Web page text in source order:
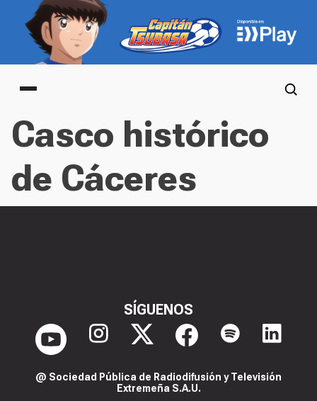
Main menu
Casco histórico
de Cáceres
SÍGUENOS
@ Sociedad Pública de Radiodifusión y Televisión
Extremeña S.A.U.